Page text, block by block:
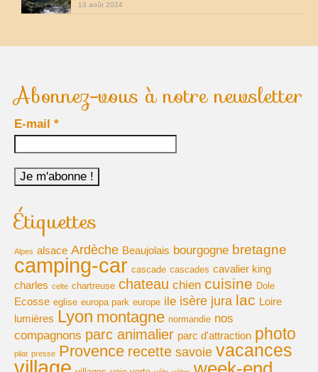
13 août 2024
Abonnez-vous à notre newsletter
E-mail *
Étiquettes
Alpes alsace Ardèche Beaujolais bourgogne bretagne
camping-car cascade cascades cavalier king
charles celte chartreuse chateau chien cuisine Dole
Ecosse eglise europa park europe ile isère jura lac Loire
lumières Lyon montagne normandie nos
compagnons parc animalier parc d'attraction photo
pilat presse Provence recette savoie vacances